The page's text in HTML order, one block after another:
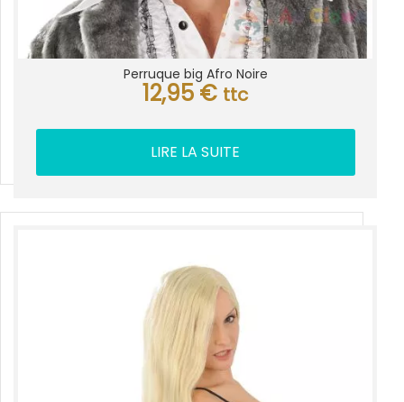
Perruque big Afro Noire
12,95 € ttc
LIRE LA SUITE